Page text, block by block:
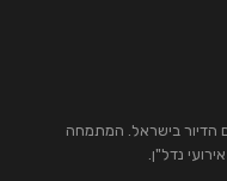
הדיור בישראל. המתמחה
נדל"ן.